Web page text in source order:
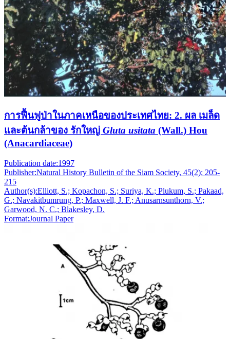
การฟื้นฟูป่าในภาคเหนือของประเทศไทย: 2. ผล เมล็ด
และต้นกล้าของ รักใหญ่ Gluta usitata (Wall.) Hou
(Anacardiaceae)
Publication date:1997
Publisher:Natural History Bulletin of the Siam Society, 45(2): 205-
215
Author(s):Elliott, S.; Kopachon, S.; Suriya, K.; Plukum, S.; Pakaad,
G.; Navakitbumrung, P.; Maxwell, J. F.; Anusarnsunthorn, V.;
Garwood, N. C.; Blakesley, D.
Format:Journal Paper